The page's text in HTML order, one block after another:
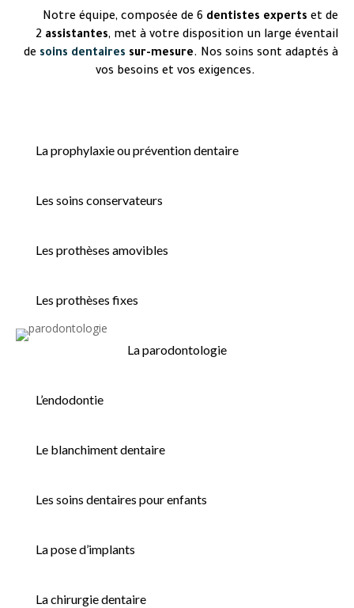
Notre équipe, composée de 6 dentistes experts et de
2 assistantes, met à votre disposition un large éventail
de soins dentaires sur-mesure. Nos soins sont adaptés à
vos besoins et vos exigences.
La prophylaxie ou prévention dentaire
Les soins conservateurs
Les prothèses amovibles
Les prothèses fixes
La parodontologie
L’endodontie
Le blanchiment dentaire
Les soins dentaires pour enfants
La pose d’implants
La chirurgie dentaire